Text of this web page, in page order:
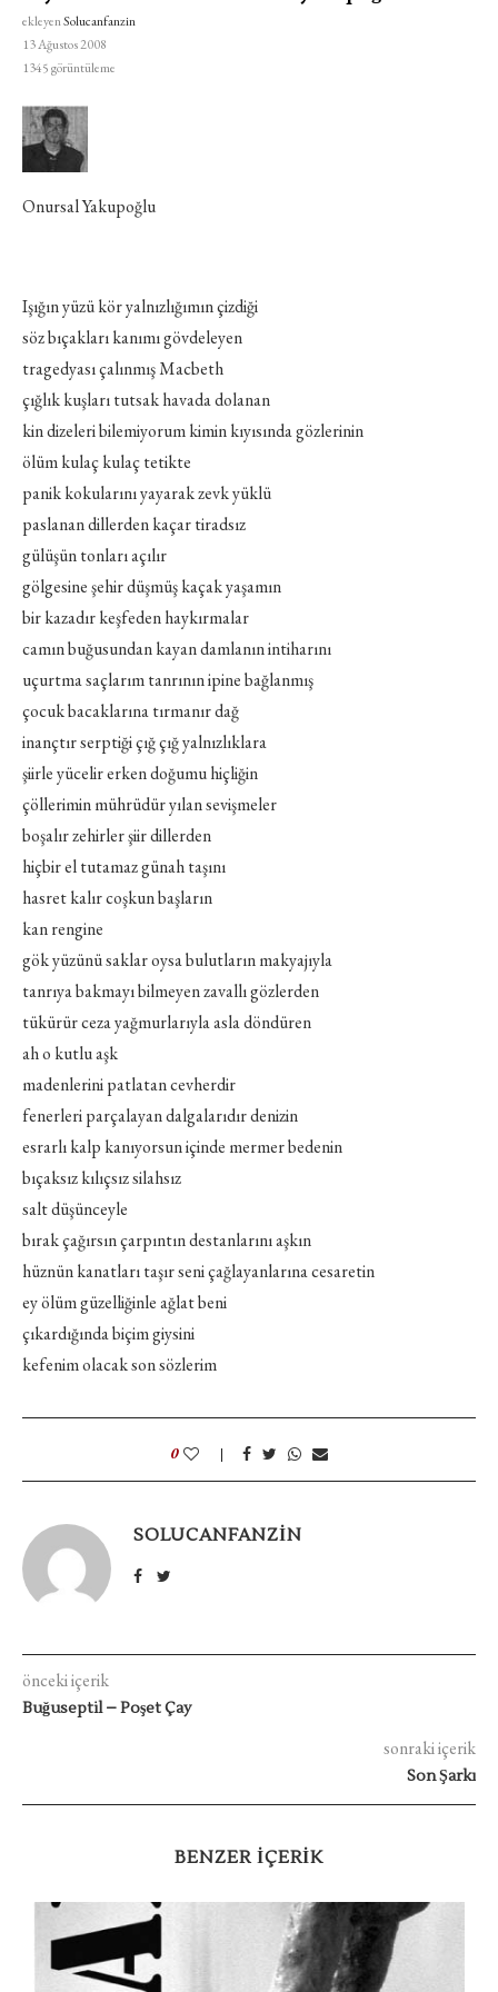
ekleyenSolucanfanzin
13 Ağustos 2008
1345görüntüleme
Onursal Yakupoğlu
Işığın yüzü kör yalnızlığımın çizdiği
söz bıçakları kanımı gövdeleyen
tragedyası çalınmış Macbeth
çığlık kuşları tutsak havada dolanan
kin dizeleri bilemiyorum kimin kıyısında gözlerinin
ölüm kulaç kulaç tetikte
panik kokularını yayarak zevk yüklü
paslanan dillerden kaçar tiradsız
gülüşün tonları açılır
gölgesine şehir düşmüş kaçak yaşamın
bir kazadır keşfeden haykırmalar
camın buğusundan kayan damlanın intiharını
uçurtma saçlarım tanrının ipine bağlanmış
çocuk bacaklarına tırmanır dağ
inançtır serptiği çığ çığ yalnızlıklara
şiirle yücelir erken doğumu hiçliğin
çöllerimin mührüdür yılan sevişmeler
boşalır zehirler şiir dillerden
hiçbir el tutamaz günah taşını
hasret kalır coşkun başların
kan rengine
gök yüzünü saklar oysa bulutların makyajıyla
tanrıya bakmayı bilmeyen zavallı gözlerden
tükürür ceza yağmurlarıyla asla döndüren
ah o kutlu aşk
madenlerini patlatan cevherdir
fenerleri parçalayan dalgalarıdır denizin
esrarlı kalp kanıyorsun içinde mermer bedenin
bıçaksız kılıçsız silahsız
salt düşünceyle
bırak çağırsın çarpıntın destanlarını aşkın
hüznün kanatları taşır seni çağlayanlarına cesaretin
ey ölüm güzelliğinle ağlat beni
çıkardığında biçim giysini
kefenim olacak son sözlerim
0
SOLUCANFANZIN
önceki içerik
Buğuseptil – Poşet Çay
sonraki içerik
Son Şarkı
BENZER IÇERIK